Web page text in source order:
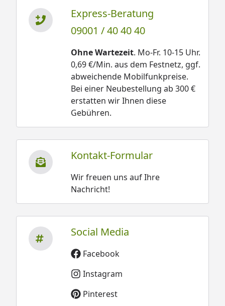
Express-Beratung
09001 / 40 40 40
Ohne Wartezeit. Mo-Fr. 10-15 Uhr.
0,69 €/Min. aus dem Festnetz, ggf.
abweichende Mobilfunkpreise.
Bei einer Neubestellung ab 300 €
erstatten wir Ihnen diese
Gebühren.
Kontakt-Formular
Wir freuen uns auf Ihre
Nachricht!
Social Media
Facebook
Instagram
Pinterest